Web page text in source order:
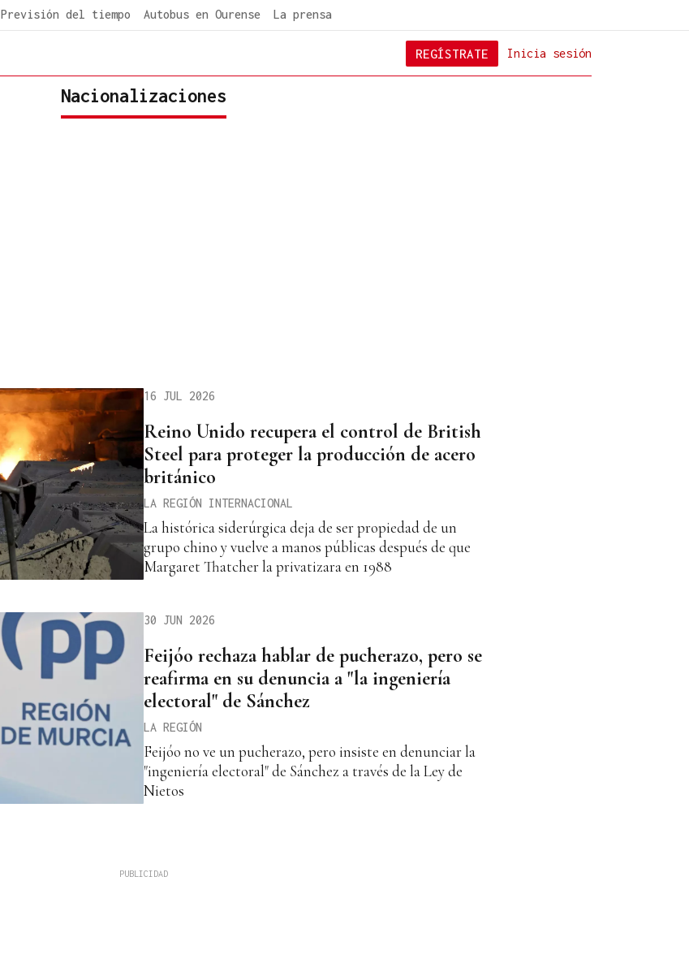
Previsión del tiempo Autobus en Ourense La prensa
Inicia sesión
REGÍSTRATE
Nacionalizaciones
16 JUL 2026
Reino Unido recupera el control de British
Steel para proteger la producción de acero
británico
LA REGIÓN INTERNACIONAL
La histórica siderúrgica deja de ser propiedad de un
grupo chino y vuelve a manos públicas después de que
Margaret Thatcher la privatizara en 1988
30 JUN 2026
Feijóo rechaza hablar de pucherazo, pero se
reafirma en su denuncia a "la ingeniería
electoral" de Sánchez
LA REGIÓN
Feijóo no ve un pucherazo, pero insiste en denunciar la
"ingeniería electoral" de Sánchez a través de la Ley de
Nietos